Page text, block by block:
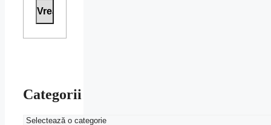
Categorii
Categorii